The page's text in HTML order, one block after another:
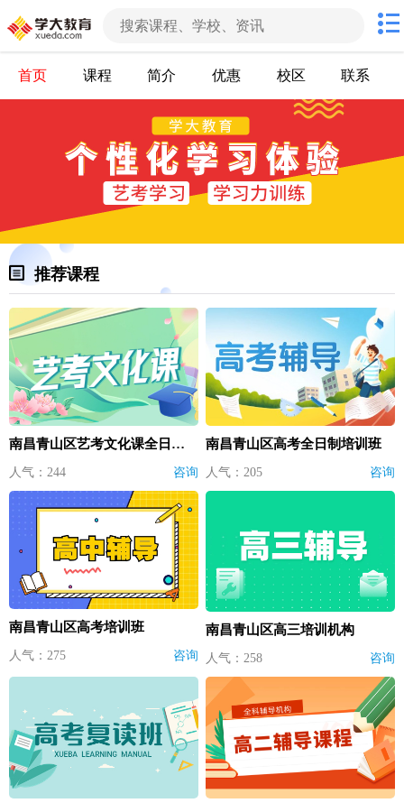
首页 课程 简介 优惠 校区 联系
推荐课程
南昌青山区艺考文化课全日制辅导
人气：244 咨询
南昌青山区高考全日制培训班
人气：205 咨询
南昌青山区高考培训班
人气：275 咨询
南昌青山区高三培训机构
人气：258 咨询